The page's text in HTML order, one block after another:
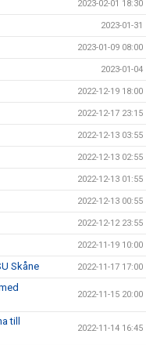
2023-02-01 18:30
2023-01-31
2023-01-09 08:00
2023-01-04
2022-12-19 18:00
2022-12-17 23:15
2022-12-13 03:55
2022-12-13 02:55
2022-12-13 01:55
2022-12-13 00:55
2022-12-12 23:55
2022-11-19 10:00
Skåne 2022-11-17 17:00
2022-11-15 20:00
till
2022-11-14 16:45